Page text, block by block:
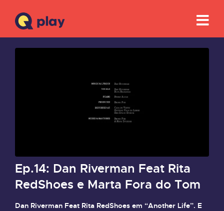
Ep.14: Dan Riverman Feat Rita
RedShoes e Marta Fora do Tom
Dan Riverman Feat Rita RedShoes em “Another Life”. E